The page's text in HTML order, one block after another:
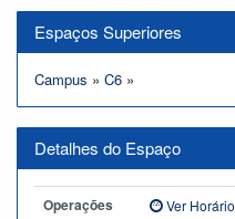
Espaços Superiores
Campus » C6 »
Detalhes do Espaço
Operações Ver Horário